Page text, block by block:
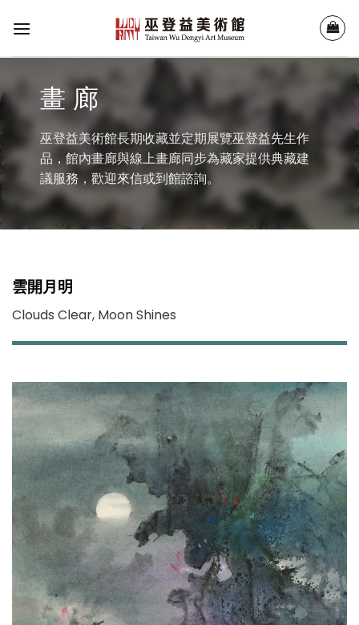
畫 廊
巫登益美術館長期收藏並定期展覽巫登益先生作
品，館內畫廊與線上畫廊同步為藏家提供典藏建
議服務，歡迎來信或到館諮詢。
雲開月明
Clouds Clear, Moon Shines